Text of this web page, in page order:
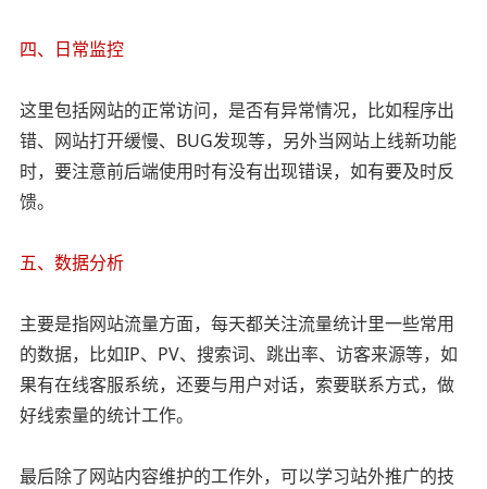
四、日常监控
这里包括网站的正常访问，是否有异常情况，比如程序出
错、网站打开缓慢、BUG发现等，另外当网站上线新功能
时，要注意前后端使用时有没有出现错误，如有要及时反
馈。
五、数据分析
主要是指网站流量方面，每天都关注流量统计里一些常用
的数据，比如IP、PV、搜索词、跳出率、访客来源等，如
果有在线客服系统，还要与用户对话，索要联系方式，做
好线索量的统计工作。
最后除了网站内容维护的工作外，可以学习站外推广的技